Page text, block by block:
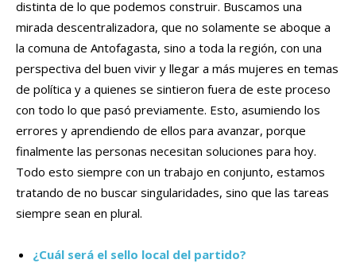
distinta de lo que podemos construir. Buscamos una
mirada descentralizadora, que no solamente se aboque a
la comuna de Antofagasta, sino a toda la región, con una
perspectiva del buen vivir y llegar a más mujeres en temas
de política y a quienes se sintieron fuera de este proceso
con todo lo que pasó previamente. Esto, asumiendo los
errores y aprendiendo de ellos para avanzar, porque
finalmente las personas necesitan soluciones para hoy.
Todo esto siempre con un trabajo en conjunto, estamos
tratando de no buscar singularidades, sino que las tareas
siempre sean en plural.
¿Cuál será el sello local del partido?